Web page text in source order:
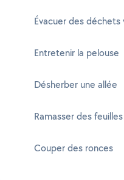
Évacuer des déchets
Entretenir la pelouse
Désherber une allée
Ramasser des feuilles
Couper des ronces